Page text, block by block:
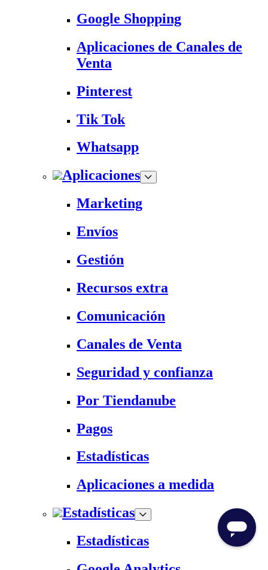
Google Shopping
Aplicaciones de Canales de
Venta
Pinterest
Tik Tok
Whatsapp
Aplicaciones
Marketing
Envíos
Gestión
Recursos extra
Comunicación
Canales de Venta
Seguridad y confianza
Por Tiendanube
Pagos
Estadísticas
Aplicaciones a medida
Estadísticas
Estadísticas